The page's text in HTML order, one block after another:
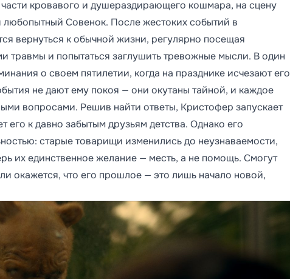
кровавого и душераздирающего кошмара, на сцену
Совенок. После жестоких событий в
вернуться к обычной жизни, регулярно посещая
травмы и попытаться заглушить тревожные мысли. В один
о своем пятилетии, когда на празднике исчезают его
не дают ему покоя — они окутаны тайной, и каждое
вопросами. Решив найти ответы, Кристофер запускает
его к давно забытым друзьям детства. Однако его
старые товарищи изменились до неузнаваемости,
их единственное желание — месть, а не помощь. Смогут
окажется, что его прошлое — это лишь начало новой,